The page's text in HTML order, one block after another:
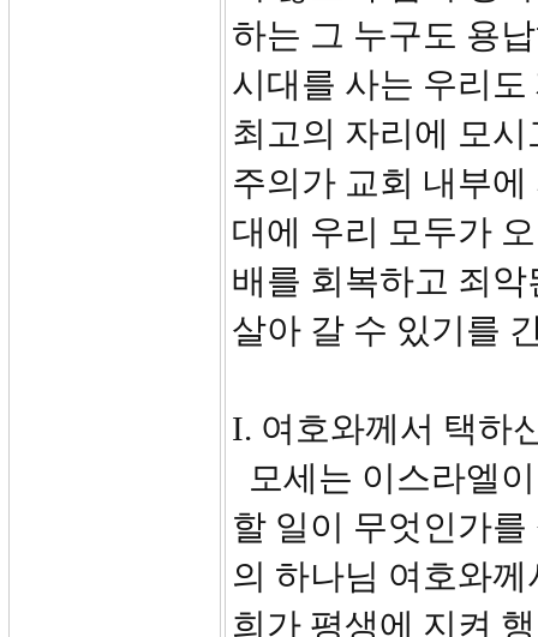
하는 그 누구도 용
시대를 사는 우리
최고의 자리에 모
주의가 교회 내부
대에 우리 모두가
배를 회복하고 죄
살아 갈 수 있기를
I. 여호와께서 택하
모세는 이스라엘
할 일이 무엇인가
의 하나님 여호와
희가 평생에 지켜